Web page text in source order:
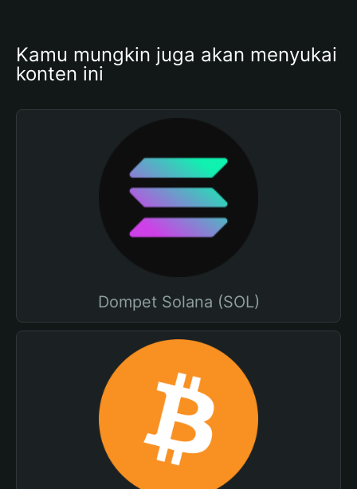
Kamu mungkin juga akan menyukai
konten ini
Dompet Solana (SOL)